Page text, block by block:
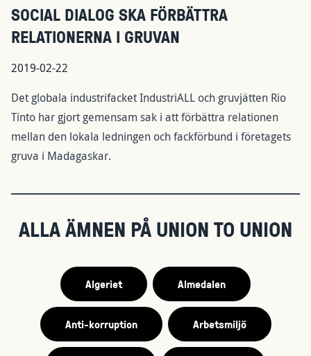
SOCIAL DIALOG SKA FÖRBÄTTRA
RELATIONERNA I GRUVAN
2019-02-22
Det globala industrifacket IndustriALL och gruvjätten Rio
Tinto har gjort gemensam sak i att förbättra relationen
mellan den lokala ledningen och fackförbund i företagets
gruva i Madagaskar.
ALLA ÄMNEN PÅ UNION TO UNION
Algeriet Almedalen
Anti-korruption Arbetsmiljö